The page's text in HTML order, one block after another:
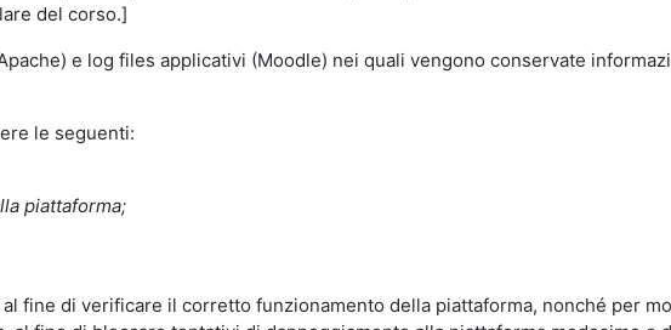
del corso.]
e log files applicativi (Moodle) nei quali vengono conservate
le seguenti:
piattaforma;
fine di verificare il corretto funzionamento della piattaforma, nonché per